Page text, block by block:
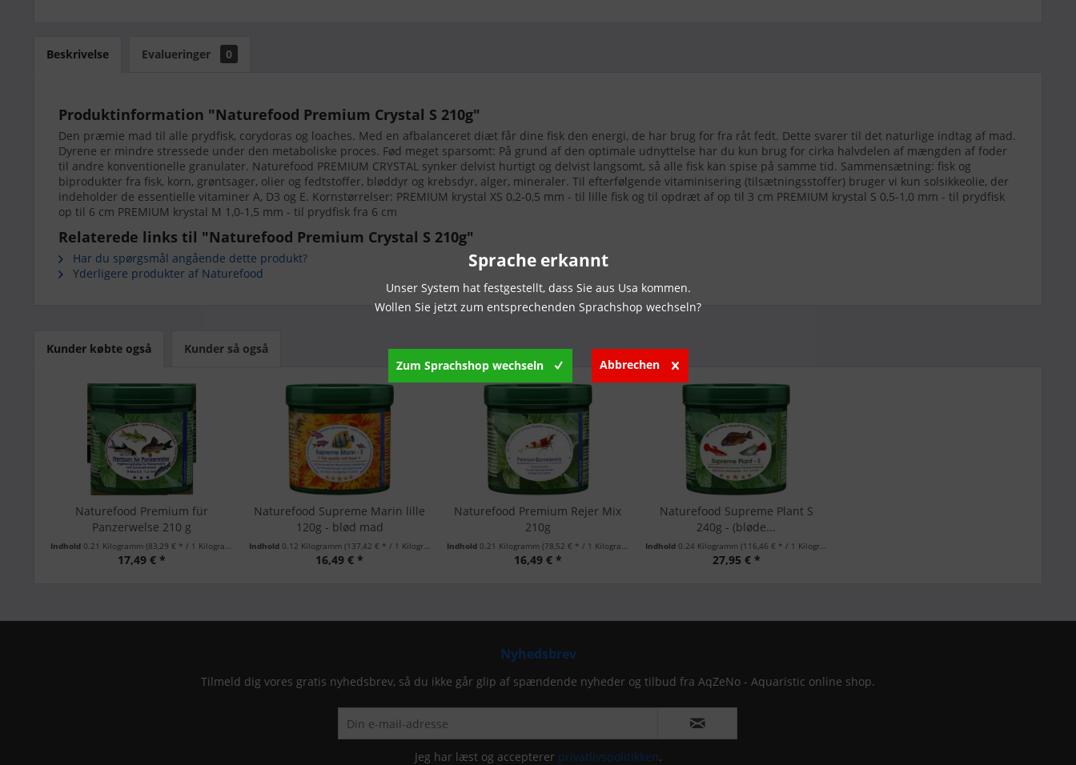
Beskrivelse Evalueringer 0
Produktinformation "Naturefood Premium Crystal S 210g"
Den præmie mad til alle prydfisk, corydoras og loaches. Med en afbalanceret diæt får dine fisk den energi, de har brug for fra råt fedt. Dette svarer til det naturlige indtag af mad.
Dyrene er mindre stressede under den metaboliske proces. Fød meget sparsomt: På grund af den optimale udnyttelse har du kun brug for cirka halvdelen af mængden af foder
til andre konventionelle granulater. Naturefood PREMIUM CRYSTAL synker delvist hurtigt og delvist langsomt, så alle fisk kan spise på samme tid. Sammensætning: fisk og
biprodukter fra fisk, korn, grøntsager, olier og fedtstoffer, bløddyr og krebsdyr, alger, mineraler. Til efterfølgende vitaminisering (tilsætningsstoffer) bruger vi kun solsikkeolie, der
indeholder de essentielle vitaminer A, D3 og E. Kornstørrelser: PREMIUM krystal XS 0,2-0,5 mm - til lille fisk og til opdræt af op til 3 cm PREMIUM krystal S 0,5-1,0 mm - til prydfisk
op til 6 cm PREMIUM krystal M 1,0-1,5 mm - til prydfisk fra 6 cm
Relaterede links til "Naturefood Premium Crystal S 210g"
Har du spørgsmål angående dette produkt?
Yderligere produkter af Naturefood
Kunder købte også Kunder så også
Naturefood Premium für
Panzerwelse 210 g
Indhold 0.21 Kilogramm (83,29 € * / 1 Kilogramm)
17,49 € *
Naturefood Supreme Marin lille
120g - blød mad
Indhold 0.12 Kilogramm (137,42 € * / 1 Kilogramm)
16,49 € *
Naturefood Premium Rejer Mix
210g
Indhold0.21 Kilogramm(78,52 € * / 1 Kilogramm)
16,49 € *
Naturefood Supreme Plant S
240g - (bløde...
Indhold 0.24 Kilogramm (116,46 € * / 1 Kilogramm)
27,95 € *
Nyhedsbrev
Tilmeld dig vores gratis nyhedsbrev, så du ikke går glip af spændende nyheder og tilbud fra AqZeNo - Aquaristic online shop.
Jeg har læst og accepterer privatlivspolitikken.
Sprache erkannt
Unser System hat festgestellt, dass Sie aus Usa kommen.
Wollen Sie jetzt zum entsprechenden Sprachshop wechseln?
Zum Sprachshop wechseln Abbrechen